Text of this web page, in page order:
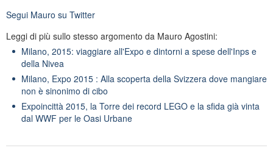
Segui Mauro su Twitter
Leggi di più sullo stesso argomento da Mauro Agostini:
Milano, 2015: viaggiare all'Expo e dintorni a spese dell'Inps e
della Nivea
Milano, Expo 2015 : Alla scoperta della Svizzera dove mangiare
non è sinonimo di cibo
Expoincittà 2015, la Torre dei record LEGO e la sfida già vinta
dal WWF per le Oasi Urbane